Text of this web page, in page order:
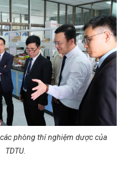
phòng thí nghiệm dược của
TDTU.